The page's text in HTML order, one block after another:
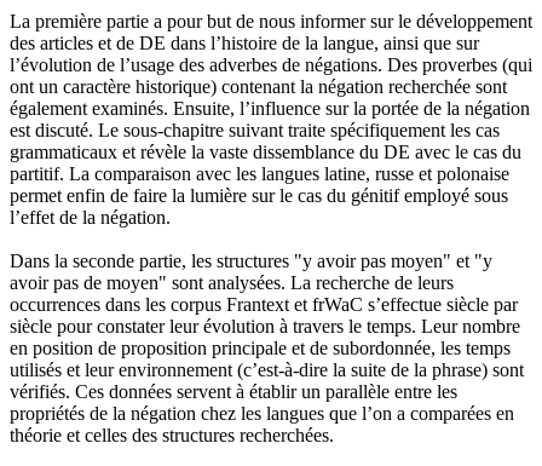
La première partie a pour but de nous informer sur le développement
des articles et de DE dans l’histoire de la langue, ainsi que sur
l’évolution de l’usage des adverbes de négations. Des proverbes (qui
ont un caractère historique) contenant la négation recherchée sont
également examinés. Ensuite, l’influence sur la portée de la négation
est discuté. Le sous-chapitre suivant traite spécifiquement les cas
grammaticaux et révèle la vaste dissemblance du DE avec le cas du
partitif. La comparaison avec les langues latine, russe et polonaise
permet enfin de faire la lumière sur le cas du génitif employé sous
l’effet de la négation.
Dans la seconde partie, les structures "y avoir pas moyen" et "y
avoir pas de moyen" sont analysées. La recherche de leurs
occurrences dans les corpus Frantext et frWaC s’effectue siècle par
siècle pour constater leur évolution à travers le temps. Leur nombre
en position de proposition principale et de subordonnée, les temps
utilisés et leur environnement (c’est-à-dire la suite de la phrase) sont
vérifiés. Ces données servent à établir un parallèle entre les
propriétés de la négation chez les langues que l’on a comparées en
théorie et celles des structures recherchées.